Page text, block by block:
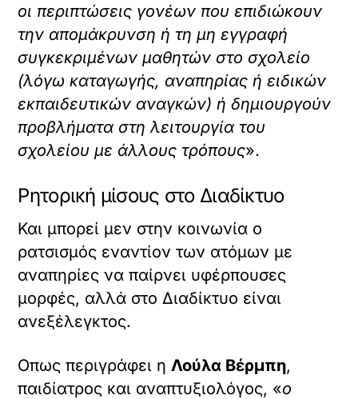
οι περιπτώσεις γονέων που επιδιώκουν
την απομάκρυνση ή τη μη εγγραφή
συγκεκριμένων μαθητών στο σχολείο
(λόγω καταγωγής, αναπηρίας ή ειδικών
εκπαιδευτικών αναγκών) ή δημιουργούν
προβλήματα στη λειτουργία του
σχολείου με άλλους τρόπους».
Ρητορική μίσους στο Διαδίκτυο
Και μπορεί μεν στην κοινωνία ο
ρατσισμός εναντίον των ατόμων με
αναπηρίες να παίρνει υφέρπουσες
μορφές, αλλά στο Διαδίκτυο είναι
ανεξέλεγκτος.
Οπως περιγράφει ηΛούλα Βέρμπη,
παιδίατρος και αναπτυξιολόγος, «ο